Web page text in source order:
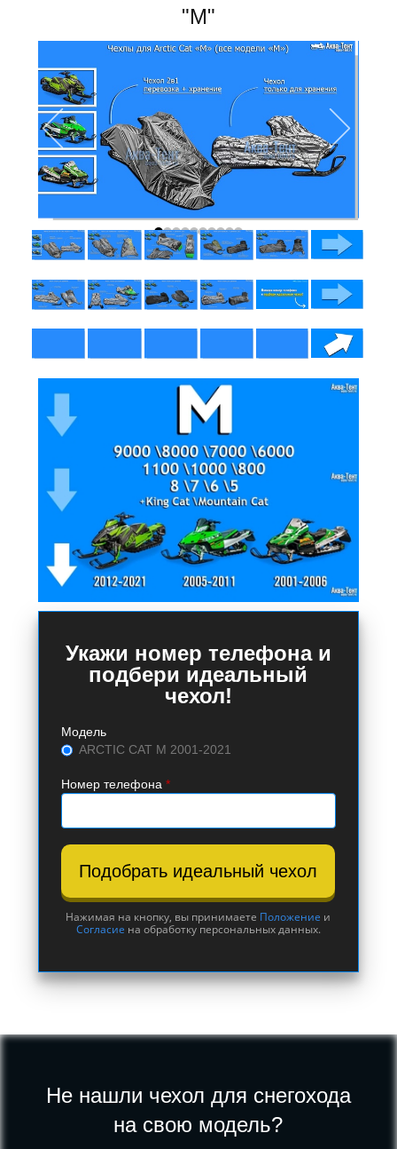
"M"
Укажи номер телефона и
подбери идеальный
чехол!
Модель
ARCTIC CAT M 2001-2021
Номер телефона *
Подобрать идеальный чехол
Нажимая на кнопку, вы принимаете Положение и
Согласие на обработку персональных данных.
Не нашли чехол для снегохода
на свою модель?